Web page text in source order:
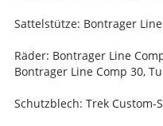
Sattelstütze: Bontrager
Räder: Bontrager Line
Bontrager Line Comp 30,
Schutzblech: Trek Custom-